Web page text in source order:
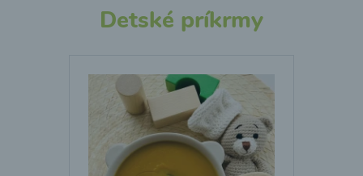
Detské príkrmy